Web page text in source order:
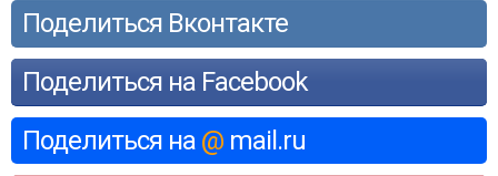
Поделиться Вконтакте
Поделиться на Facebook
Поделиться на @ mail.ru